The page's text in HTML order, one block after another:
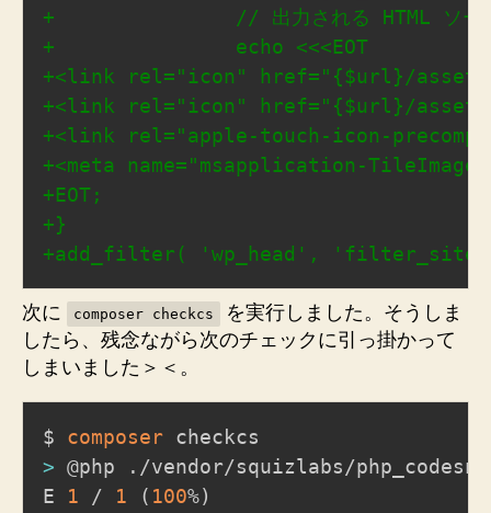
根
底
か
し。
の
+
+
+
+
+
+
+
+
+
次に composer checkcs
を実行しました。そうしま
したら、残念ながら次のチェックに引っ掛かって
しまいました＞＜。
$ composer
> @php ./vendor/squizlabs/
E 1 / 1 ( 100%)